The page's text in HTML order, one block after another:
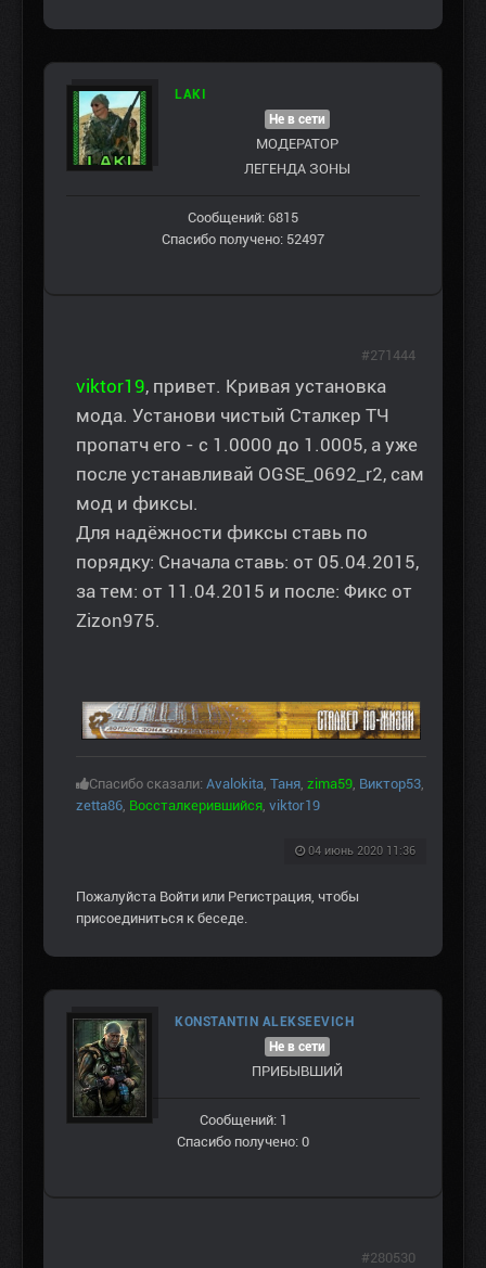
LAKI
Не в сети
МОДЕРАТОР
ЛЕГЕНДА ЗОНЫ
Сообщений: 6815
Спасибо получено: 52497
viktor19, привет. Кривая установка
мода. Установи чистый Сталкер ТЧ
пропатч его - с 1.0000 до 1.0005, а уже
после устанавливай OGSE_0692_r2, сам
мод и фиксы.
Для надёжности фиксы ставь по
порядку: Сначала ставь: от 05.04.2015,
за тем: от 11.04.2015 и после: Фикс от
Zizon975.
Спасибо сказали: Avalokita, Таня, zima59, Виктор53,
zetta86, Воссталкерившийся, viktor19
04 июнь 2020 11:36
#271444
Пожалуйста Войти или Регистрация, чтобы
присоединиться к беседе.
KONSTANTIN ALEKSEEVICH
Не в сети
ПРИБЫВШИЙ
Сообщений: 1
Спасибо получено: 0
#280530